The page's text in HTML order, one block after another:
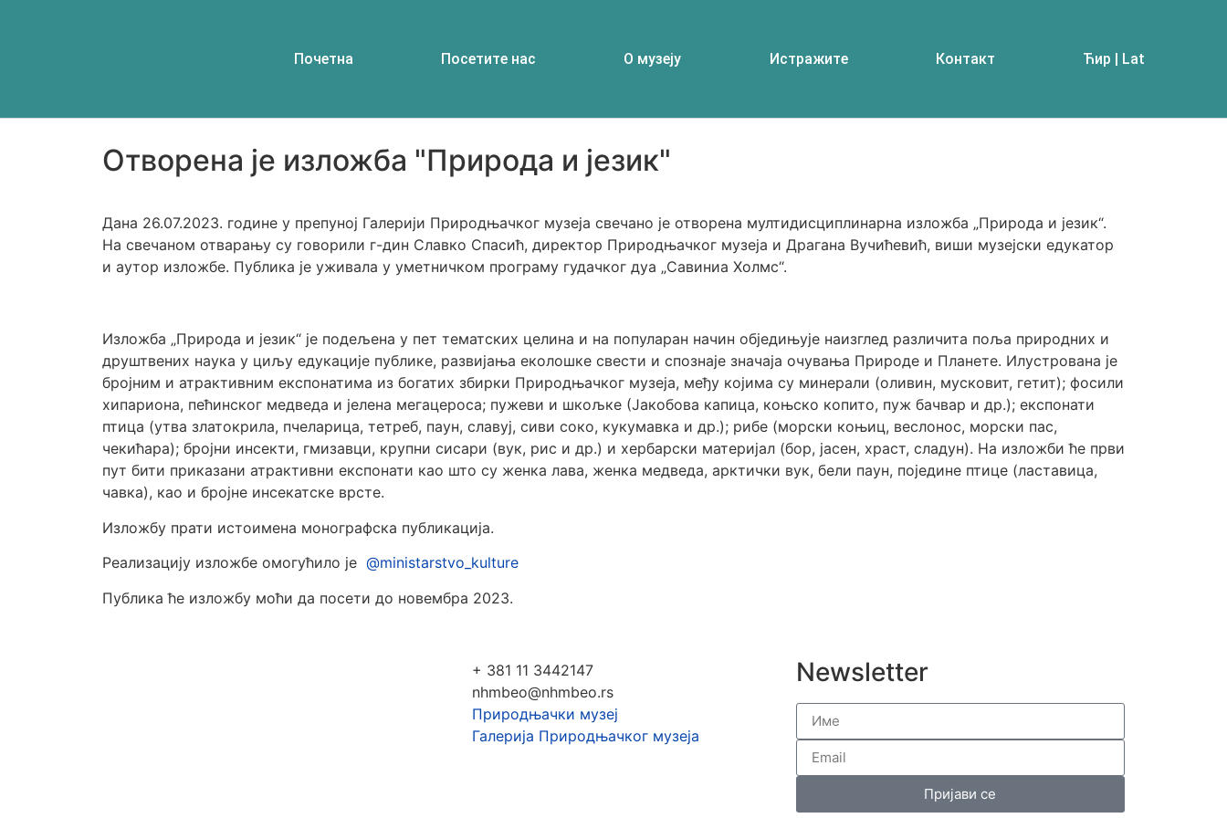
Почетна Посетите нас О музеју Истражите Контакт Ћир | Lat
Отворена је изложба "Природа и језик"
Дана 26.07.2023. године у препуној Галерији Природњачког музеја свечано je отворена мултидисциплинарна изложба „Природа и језик“.
На свечаном отварању су говорили г-дин Славко Спасић, директор Природњачког музеја и Драгана Вучићевић, виши музејски едукатор
и аутор изложбе. Публика је уживала у уметничком програму гудачког дуа „Савиниа Холмс“.
Изложба „Природа и језик“ је подељена у пет тематских целина и на популаран начин обједињује наизглед различита поља природних и
друштвених наука у циљу едукације публике, развијања еколошке свести и спознаје значаја очувања Природе и Планете. Илустрована је
бројним и атрактивним експонатима из богатих збирки Природњачког музеја, међу којима су минерали (оливин, мусковит, гетит); фосили
хипариона, пећинског медведа и јелена мегацероса; пужеви и шкољке (Јакобова капица, коњско копито, пуж бачвар и др.); експонати
птица (утва златокрила, пчеларица, тетреб, паун, славуј, сиви соко, кукумавка и др.); рибе (морски коњиц, веслонос, морски пас,
чекићара); бројни инсекти, гмизавци, крупни сисари (вук, рис и др.) и хербарски материјал (бор, јасен, храст, сладун). На изложби ће први
пут бити приказани атрактивни експонати као што су женка лава, женка медведа, арктички вук, бели паун, поједине птице (ластавицa,
чавка), као и бројне инсекатске врсте.
Изложбу прати истоимена монографска публикација.
Реализацију изложбе омогућило је @ministarstvo_kulture
Публика ће изложбу моћи да посети до новембра 2023.
+ 381 11 3442147
nhmbeo@nhmbeo.rs
Природњачки музеј
Галерија Природњачког музеја
Newsletter
Пријави се